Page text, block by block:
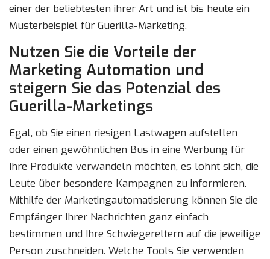
einer der beliebtesten ihrer Art und ist bis heute ein
Musterbeispiel für Guerilla-Marketing.
Nutzen Sie die Vorteile der
Marketing Automation und
steigern Sie das Potenzial des
Guerilla-Marketings
Egal, ob Sie einen riesigen Lastwagen aufstellen
oder einen gewöhnlichen Bus in eine Werbung für
Ihre Produkte verwandeln möchten, es lohnt sich, die
Leute über besondere Kampagnen zu informieren.
Mithilfe der Marketingautomatisierung können Sie die
Empfänger Ihrer Nachrichten ganz einfach
bestimmen und Ihre Schwiegereltern auf die jeweilige
Person zuschneiden. Welche Tools Sie verwenden